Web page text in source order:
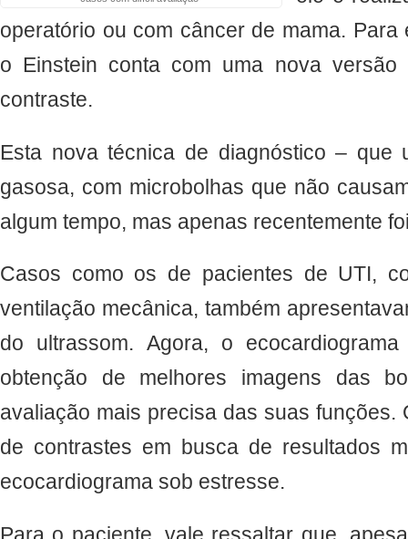
operatório ou com câncer de mama.
o Einstein conta com uma nova versão
contraste.
Esta nova técnica de diagnóstico – que
gasosa, com microbolhas que não
algum tempo, mas apenas recentemente
Casos como os de pacientes de UTI,
ventilação mecânica, também
do ultrassom. Agora, o
obtenção de melhores imagens das
avaliação mais precisa das suas funções.
de contrastes em busca de resultados
ecocardiograma sob estresse.
Para o paciente, vale ressaltar que,